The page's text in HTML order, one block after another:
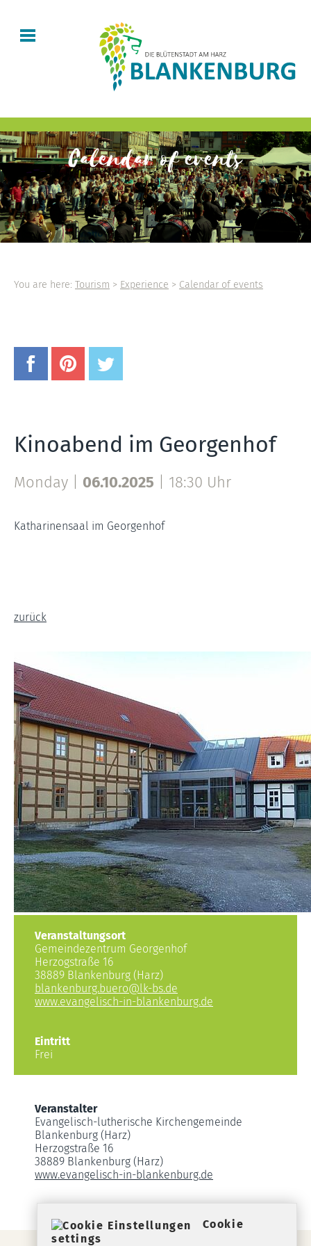
Calendar of events
You are here: Tourism > Experience > Calendar of events
Kinoabend im Georgenhof
Monday | 06.10.2025 18:30 Uhr
Katharinensaal im Georgenhof
zurück
Veranstaltungsort
Gemeindezentrum Georgenhof
Herzogstraße 16
38889 Blankenburg (Harz)
blankenburg.buero@lk-bs.de
www.evangelisch-in-blankenburg.de
Eintritt
Frei
Veranstalter
Evangelisch-lutherische Kirchengemeinde
Blankenburg (Harz)
Herzogstraße 16
38889 Blankenburg (Harz)
www.evangelisch-in-blankenburg.de
Cookie
settings